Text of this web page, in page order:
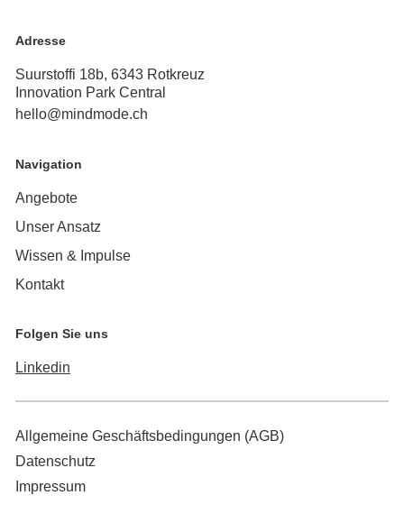
Adresse
Suurstoffi 18b, 6343 Rotkreuz
Innovation Park Central
hello@mindmode.ch
Navigation
Angebote
Unser Ansatz
Wissen & Impulse
Kontakt
Folgen Sie uns
Linkedin
Allgemeine Geschäftsbedingungen (AGB)
Datenschutz
Impressum